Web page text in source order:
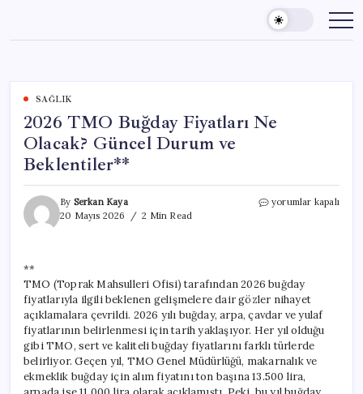
content
SAĞLIK
2026 TMO Buğday Fiyatları Ne
Olacak? Güncel Durum ve
Beklentiler**
By Serkan Kaya
20 Mayıs 2026
2 Min Read
2026
Güncel
Durum
ve
Beklentiler**
için
yorumlar kapalı
**
TMO (Toprak Mahsulleri Ofisi) tarafından 2026 buğday
fiyatlarıyla ilgili beklenen gelişmelere dair gözler nihayet
açıklamalara çevrildi. 2026 yılı buğday, arpa, çavdar ve yulaf
fiyatlarının belirlenmesi için tarih yaklaşıyor. Her yıl olduğu
gibi TMO, sert ve kaliteli buğday fiyatlarını farklı türlerde
belirliyor. Geçen yıl, TMO Genel Müdürlüğü, makarnalık ve
ekmeklik buğday için alım fiyatını ton başına 13.500 lira,